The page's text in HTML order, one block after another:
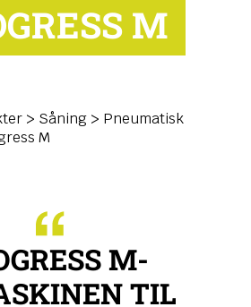
M
> Såning > Pneumatisk
M
M-
TIL